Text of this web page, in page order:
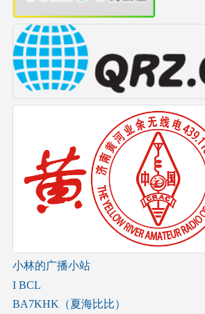
小林的广播小站
I BCL
BA7KHK（夏海比比）